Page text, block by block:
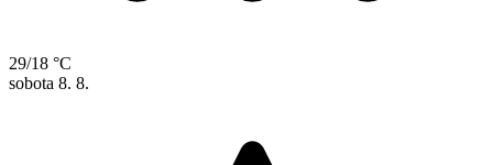
29/18 °C
sobota 8. 8.